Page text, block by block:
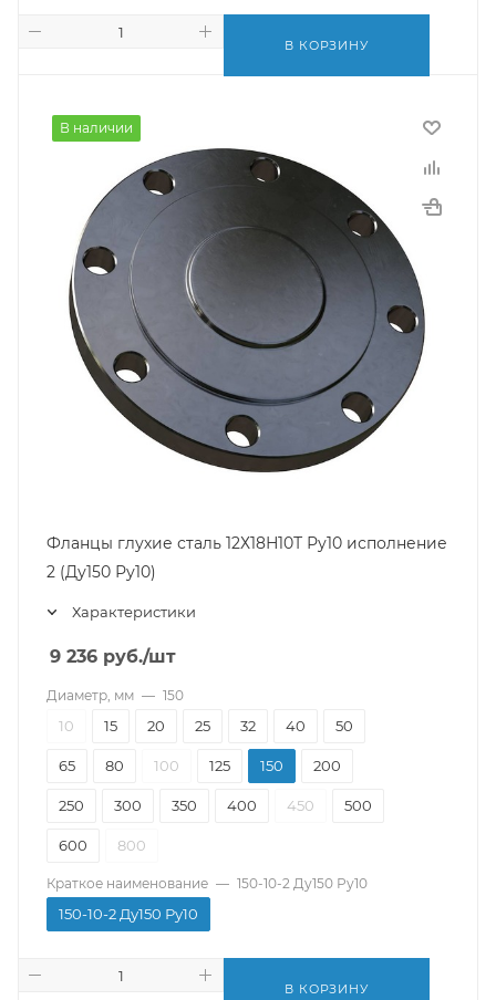
В КОРЗИНУ
В наличии
Фланцы глухие сталь 12Х18Н10Т Ру10 исполнение
2 (Ду150 Ру10)
Характеристики
9 236 руб./шт
Диаметр, мм — 150
10 15 20 25 32 40 50
65 80 100 125 150 200
250 300 350 400 450 500
600 800
Краткое наименование — 150-10-2 Ду150 Ру10
150-10-2 Ду150 Ру10
В КОРЗИНУ